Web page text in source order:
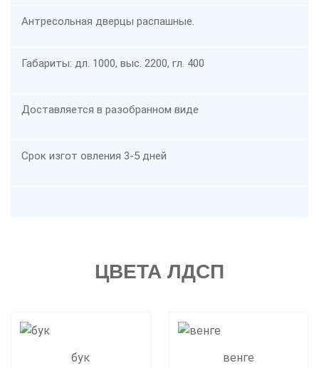
Антресольная дверцы распашные.
Габариты: дл. 1000, выс. 2200, гл. 400
Доставляется в разобранном виде
Срок изгот овления 3-5 дней
ЦВЕТА ЛДСП
бук венге